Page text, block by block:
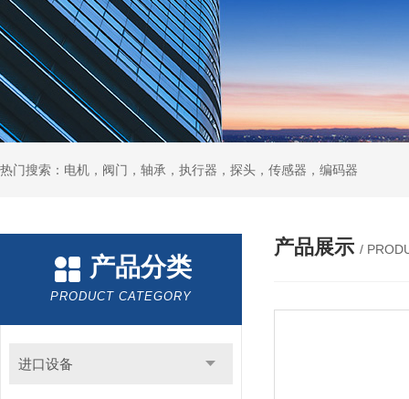
热门搜索：电机，阀门，轴承，执行器，探头，传感器，编码器
产品分类
PRODUCT CATEGORY
进口设备
产品展示 /